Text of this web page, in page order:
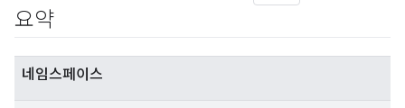
요약
네임스페이스